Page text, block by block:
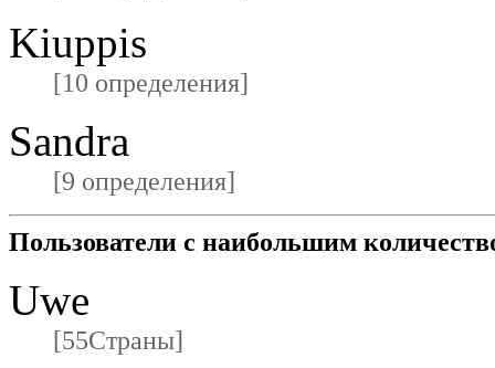
Kiuppis
[10 определения]
Sandra
[9 определения]
Пользователи с наибольшим
Uwe
[55Страны]